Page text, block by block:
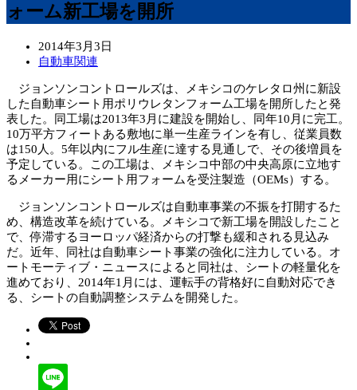
ォーム新工場を開所
2014年3月3日
自動車関連
ジョンソンコントロールズは、メキシコのケレタロ州に新設
した自動車シート用ポリウレタンフォーム工場を開所したと発
表した。同工場は2013年3月に建設を開始し、同年10月に完工。
10万平方フィートある敷地に単一生産ラインを有し、従業員数
は150人。5年以内にフル生産に達する見通しで、その後増員を
予定している。この工場は、メキシコ中部の中央高原に立地す
るメーカー用にシート用フォームを受注製造（OEMs）する。
ジョンソンコントロールズは自動車事業の不振を打開するた
め、構造改革を続けている。メキシコで新工場を開設したこと
で、停滞するヨーロッパ経済からの打撃も緩和される見込み
だ。近年、同社は自動車シート事業の強化に注力している。オ
ートモーティブ・ニュースによると同社は、シートの軽量化を
進めており、2014年1月には、運転手の背格好に自動対応でき
る、シートの自動調整システムを開発した。